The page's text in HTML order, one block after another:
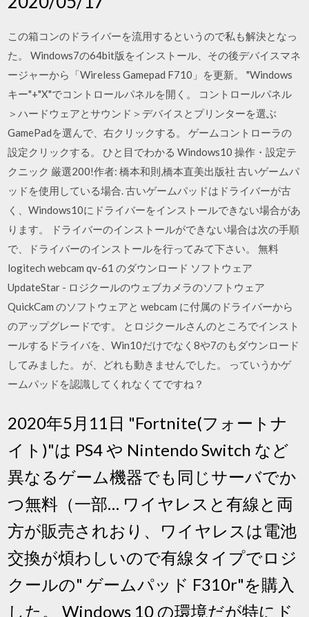
この箱コンのドライバーを流用するというので私も解決となっ
た。 Windows7の64bit版をインストール、その後デバイスマネ
ージャーから「Wireless Gamepad F710」を更新。 "Windows
キー"+"X"でコントロールパネルを開く。 コントロールパネル
＞ハードウェアとサウンド＞デバイスとプリンターを選ぶ
GamePadを選んで、右クリックする。 ゲームコントローラの
設定クリックする。 ひと目でわかる Windows10 操作・設定テ
クニック 厳選200!作者: 橋本和則,橋本直美出版社 古いゲームパ
ッドを使用している場合. 古いゲームパッドはドライバーが古
く、Windows10にドライバーをインストールできない場合があ
ります。 ドライバーのインストールができない場合は次の手順
で、ドライバーのインストールを行ってみて下さい。 無料
logitech webcam qv-61 のダウンロード ソフトウェア
UpdateStar - ロジクールのウェブカメラのソフトウェア
QuickCam のソフトウェアと webcam に付属のドライバーから
のアップグレードです。 とロジクールさんのところでインスト
ールするドライバを、Win10だけでなく8や7のもダウンロード
してみました。 が、どれも動きませんでした。 っていうかゲ
ームパッドを認識してくれなくてですね？
2020年5月11日 "Fortnite(フォートナ
イト)"は PS4 や Nintendo Switch など
異なるゲーム機器でも同じサーバでか
つ無料（一部… ワイヤレスと有線と両
方が販売されおり、ワイヤレスは電池
交換が煩わしいので有線タイプでロジ
クールの" ゲームパッド F310r"を購入
した。 Windows 10 の環境だが特にド